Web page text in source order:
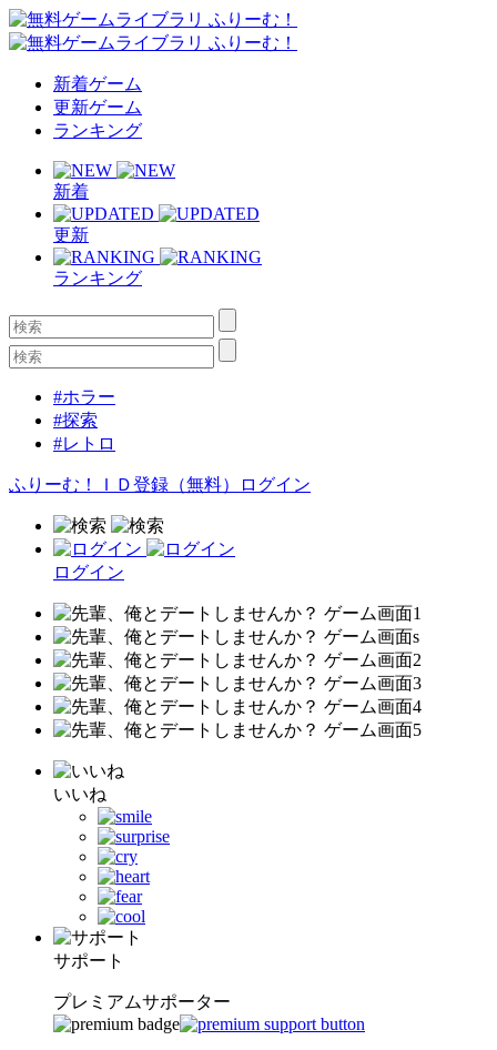
新着ゲーム
更新ゲーム
ランキング
新着
更新
ランキング
#ホラー
#探索
#レトロ
ふりーむ！ＩＤ登録（無料） ログイン
ログイン
いいね
サポート
プレミアムサポーター